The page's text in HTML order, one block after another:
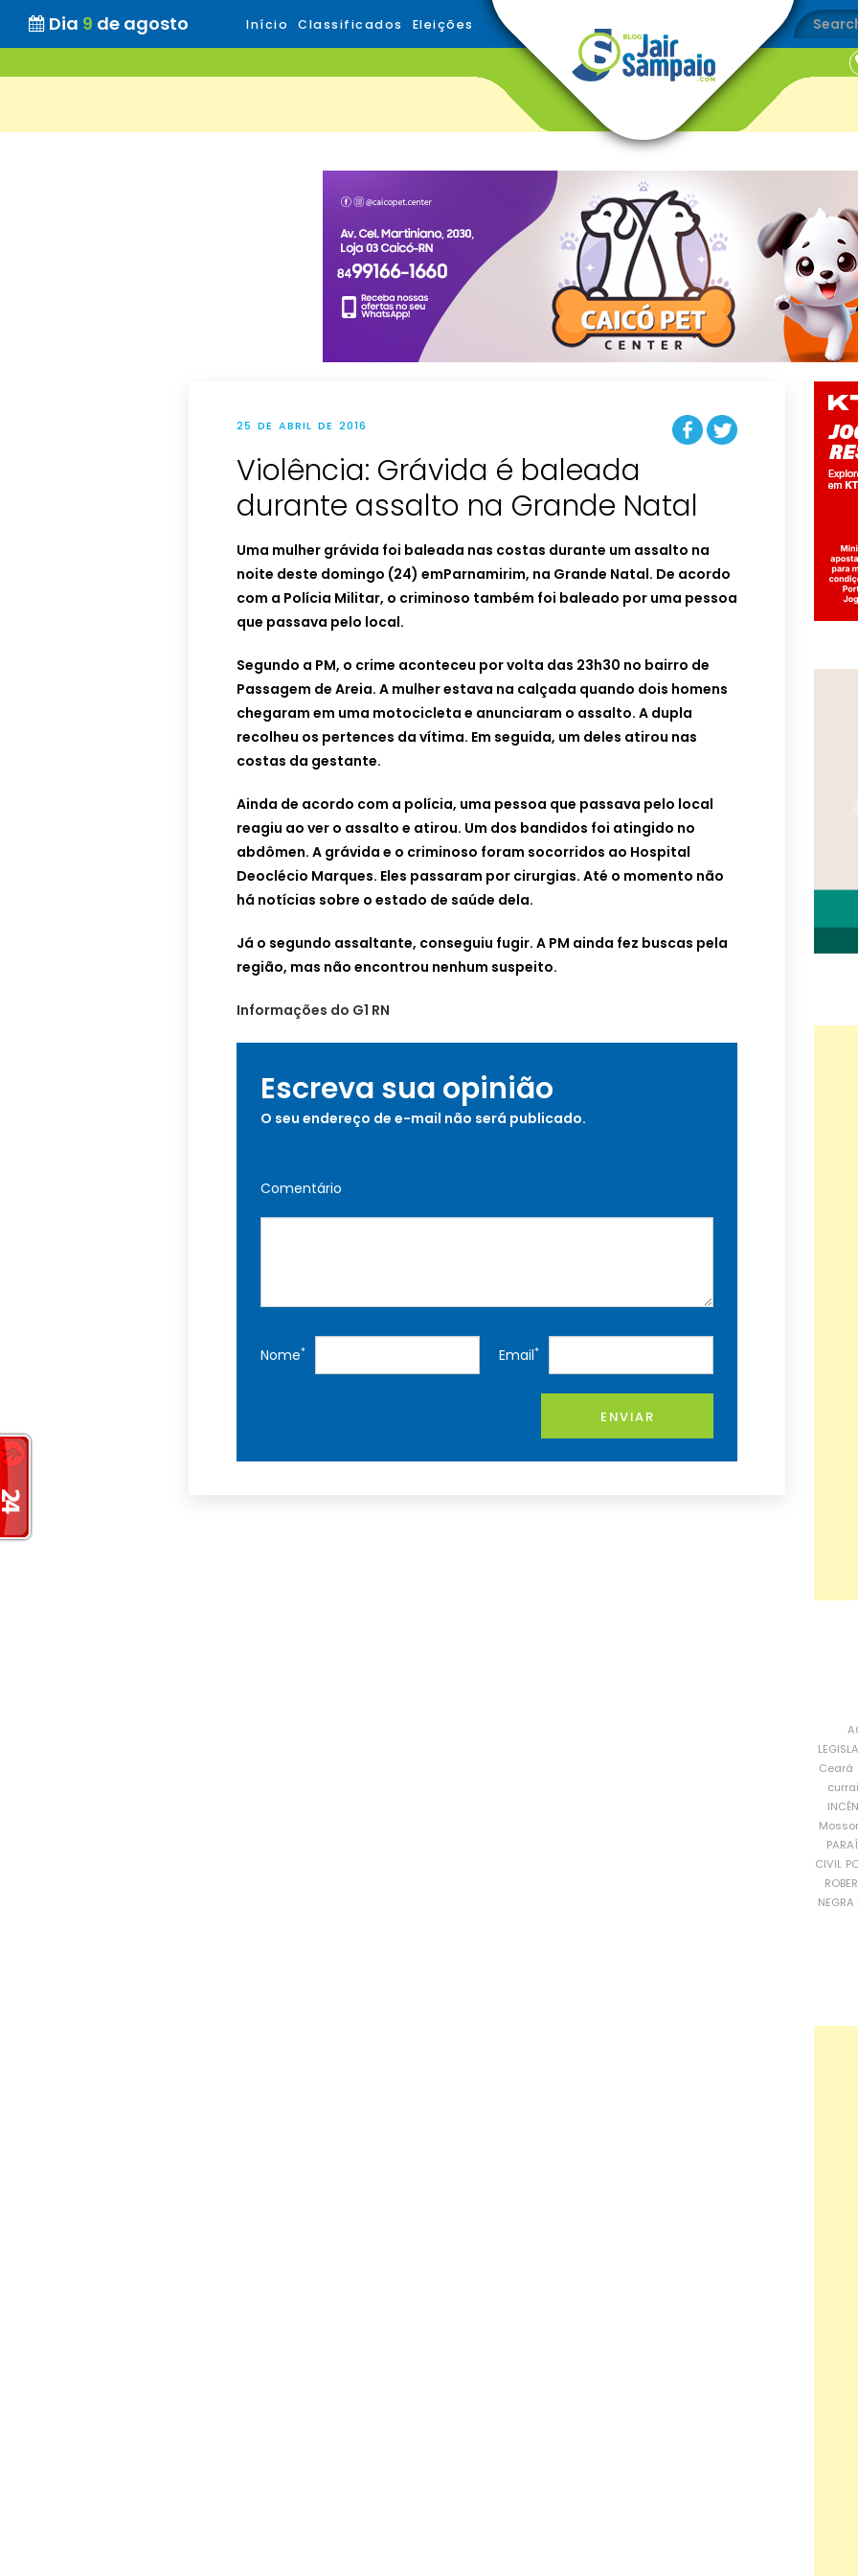
Dia 9 de agosto Início Classificados Eleições
25 DE ABRIL DE 2016
Violência: Grávida é baleada
durante assalto na Grande Natal
Uma mulher grávida foi baleada nas costas durante um assalto na
noite deste domingo (24) emParnamirim, na Grande Natal. De acordo
com a Polícia Militar, o criminoso também foi baleado por uma pessoa
que passava pelo local.
Segundo a PM, o crime aconteceu por volta das 23h30 no bairro de
Passagem de Areia. A mulher estava na calçada quando dois homens
chegaram em uma motocicleta e anunciaram o assalto. A dupla
recolheu os pertences da vítima. Em seguida, um deles atirou nas
costas da gestante.
Ainda de acordo com a polícia, uma pessoa que passava pelo local
reagiu ao ver o assalto e atirou. Um dos bandidos foi atingido no
abdômen. A grávida e o criminoso foram socorridos ao Hospital
Deoclécio Marques. Eles passaram por cirurgias. Até o momento não
há notícias sobre o estado de saúde dela.
Já o segundo assaltante, conseguiu fugir. A PM ainda fez buscas pela
região, mas não encontrou nenhum suspeito.
Informações do G1 RN
Escreva sua opinião
O seu endereço de e-mail não será publicado.
Comentário
Nome* Email*
ENVIAR
Ceará
CIVIL
NEGRA